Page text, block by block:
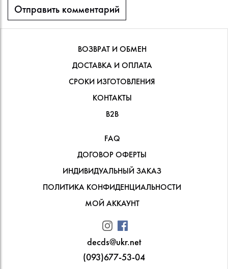
ВОЗВРАТ И ОБМЕН
ДОСТАВКА И ОПЛАТА
СРОКИ ИЗГОТОВЛЕНИЯ
КОНТАКТЫ
В2В
FAQ
ДОГОВОР ОФЕРТЫ
ИНДИВИДУАЛЬНЫЙ ЗАКАЗ
ПОЛИТИКА КОНФИДЕНЦИАЛЬНОСТИ
МОЙ АККАУНТ
decds@ukr.net
(093)677-53-04